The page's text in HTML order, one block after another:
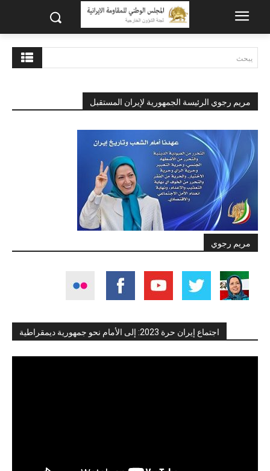
يبحث
مريم رجوي الرئيسة الجمهورية لإيران المستقبل
مريم رجوي
اجتماع إيران حرة 2023: إلى الأمام نحو جمهورية ديمقراطية